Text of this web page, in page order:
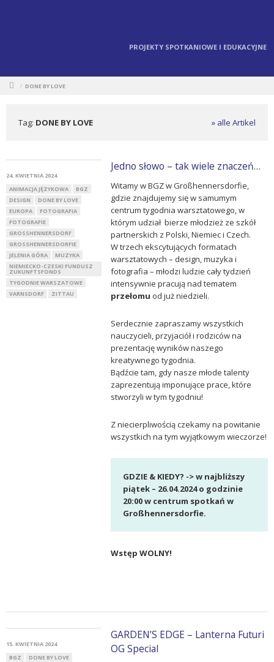
PROJEKTY SPOTKANIOWE I EDUKACYJNE
/ DONE BY LOVE
Tag: DONE BY LOVE » alle Artikel
24. KWIETNIA 2024
ANIMACJA JĘZYKOWA
BGZ
DESIGN
DONE BY LOVE
EUROPA
FOTOGRAFIA
FOTOGRAFIE
GROSSHENNERSDORF
GROSSHENNERSDORFIE
JELENIA GÓRA
MUZYKA
NIEMIECKO-CZESKI FUNDUSZ
ZUKUNFTSFONDS
TYGODNIE WARSZATOWE
VARNSDORF
ZITTAU
Jedno słowo – tak wiele znaczeń…
Witamy w BGZ w Großhennersdorfie,
gdzie znajdujemy się w samumym
centrum tygodnia warsztatowego, w
którym udział bierze młodzież ze szkół
partnerskich z Polski, Niemiec i Czech.
W trzech ekscytujących formatach
warsztatowych – design, muzyka i
fotografia – młodzi ludzie cały tydzień
intensywnie pracują nad tematem
przełomu od już niedzieli.
Serdecznie zapraszamy wszystkich
nauczycieli, przyjaciół i rodziców na
prezentację wyników naszego
kreatywnego tygodnia.
Bądźcie tam, gdy nasze młode talenty
zaprezentują imponujące prace, które
stworzyli w tym tygodniu!
Z niecierpliwością czekamy na powitanie
wszystkich na tym wyjątkowym wieczorze!
GDZIE & KIEDY? -> w najbliższy
piątek – 26.04.2024 o godzinie
20:00 w centrum spotkań w
Großhennersdorfie.
Wstęp WOLNY!
15. KWIETNIA 2024
BGZ
DONE BY LOVE
GARDEN’S EDGE – Lanterna Futuri
OG Special